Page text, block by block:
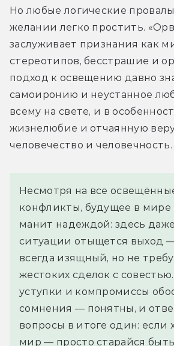
Но любые логические
желании легко простить.
заслуживает признания как
стереотипов, бесстрашие и
подход к освещению давно
самоиронию и неустанное
всему на свете, и в
жизнелюбие и отчаянную
человечество и человечность.
Несмотря на все
конфликты, будущее в мире
манит надеждой: здесь
ситуации отыщется выход
всегда изящный, но не
жестоких сделок с
уступки и компромиссы
сомнения — понятны, и
вопросы в итоге один: если
мир — просто старайся